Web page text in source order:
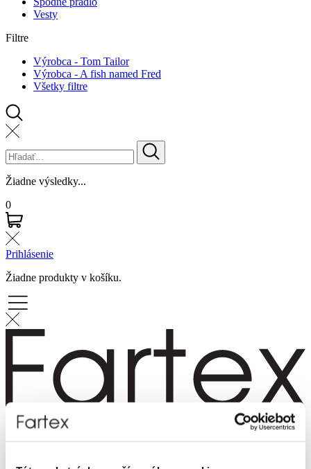
Vesty
Filtre
Výrobca - Tom Tailor
Výrobca - A fish named Fred
Všetky filtre
Žiadne výsledky...
0
Prihlásenie
Žiadne produkty v košíku.
Značky
Novinky
Pánska móda